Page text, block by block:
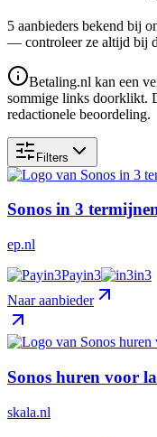
5 aanbieders bekend bij
— controleer ze altijd bij
Betaling.nl kan een
sommige links doorklikt.
redactionele beoordeling.
Filters
Sonos in 3
ep.nl
Payin3
in3
Naar aanbieder
Sonos huren voor
skala.nl